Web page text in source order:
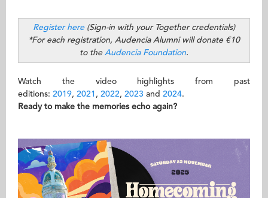
Register here (Sign-in with your Together credentials)
*For each registration, Audencia Alumni will donate €10
to the Audencia Foundation.
Watch the video highlights from past
editions: 2019, 2021 , 2022, 2023 and 2024.
Ready to make the memories echo again?